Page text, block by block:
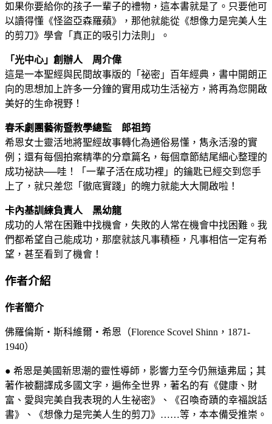
如果你要給你的孩子一輩子的禮物，這本書就是了。只要他可
以讀得懂《怪盜亞森羅蘋》，那他就能從《想像力是完美人生
的剪刀》學會「真正的吸引力法則」。
「光中心」創辦人 周介偉
這是一本聖經與民間故事版的「祕密」百年經典，書中開朗正
向的思想加上許多一分鐘的實用成功生活祕方，將再為您開啟
美好的生命視野！
春禾劇團藝術暨教學總監 郎祖筠
希恩女士靈活地將聖經故事轉化為通俗易懂，雋永活潑的實
例；還有每個拍案精準的分章篇名，每個章節結尾細心整理的
成功祕訣──哇！「一輩子活在成功裡」的鑰匙已經交到您手
上了，就只差您「徹底實踐」的魄力就能大大開啟啦！
卡內基訓練負責人 黑幼龍
成功的人常在困難中找機會，失敗的人常在機會中找困難。我
們都希望自己能成功，那麼就該凡事積極，凡事相信一定有希
望，甚至看到了機會！
作者介紹
作者簡介
佛羅倫斯‧斯科維爾‧希恩（Florence Scovel Shinn，1871-
1940）
● 希恩是美國新思潮的靈性導師，影響力至今仍無遠弗屆；其
著作被翻譯成多國文字，遍佈全世界，著名的有《健康、財
富、愛與完美自我表現的人生祕密》、《召喚奇蹟的幸福說話
書》、《想像力是完美人生的剪刀》……等，本本備受推崇。